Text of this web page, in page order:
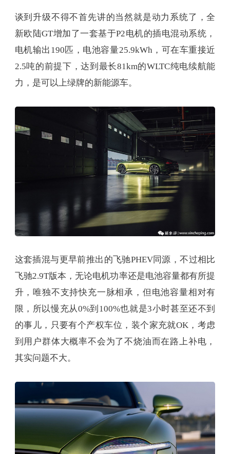
谈到升级不得不首先讲的当然就是动力系统了，全
新欧陆GT增加了一套基于P2电机的插电混动系统，
电机输出190匹，电池容量25.9kWh，可在车重接近
2.5吨的前提下，达到最长81km的WLTC纯电续航能
力，是可以上绿牌的新能源车。
这套插混与更早前推出的飞驰PHEV同源，不过相比
飞驰2.9T版本，无论电机功率还是电池容量都有所提
升，唯独不支持快充一脉相承，但电池容量相对有
限，所以慢充从0%到100%也就是3小时甚至还不到
的事儿，只要有个产权车位，装个家充就OK，考虑
到用户群体大概率不会为了不烧油而在路上补电，
其实问题不大。